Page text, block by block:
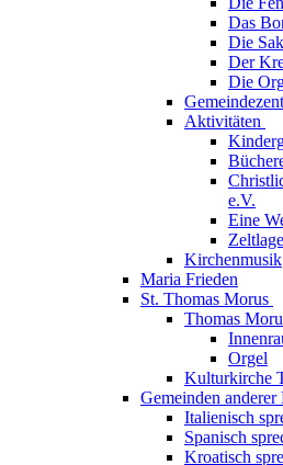
Das
Die
Der
Die
Aktivitäten
e.V.
Eine
Kirchenmusik
Maria Frieden
St. Thomas Morus
Thomas
Orgel
Kulturkirche
Gemeinden anderer
Italienisch
Spanisch
Kroatisch